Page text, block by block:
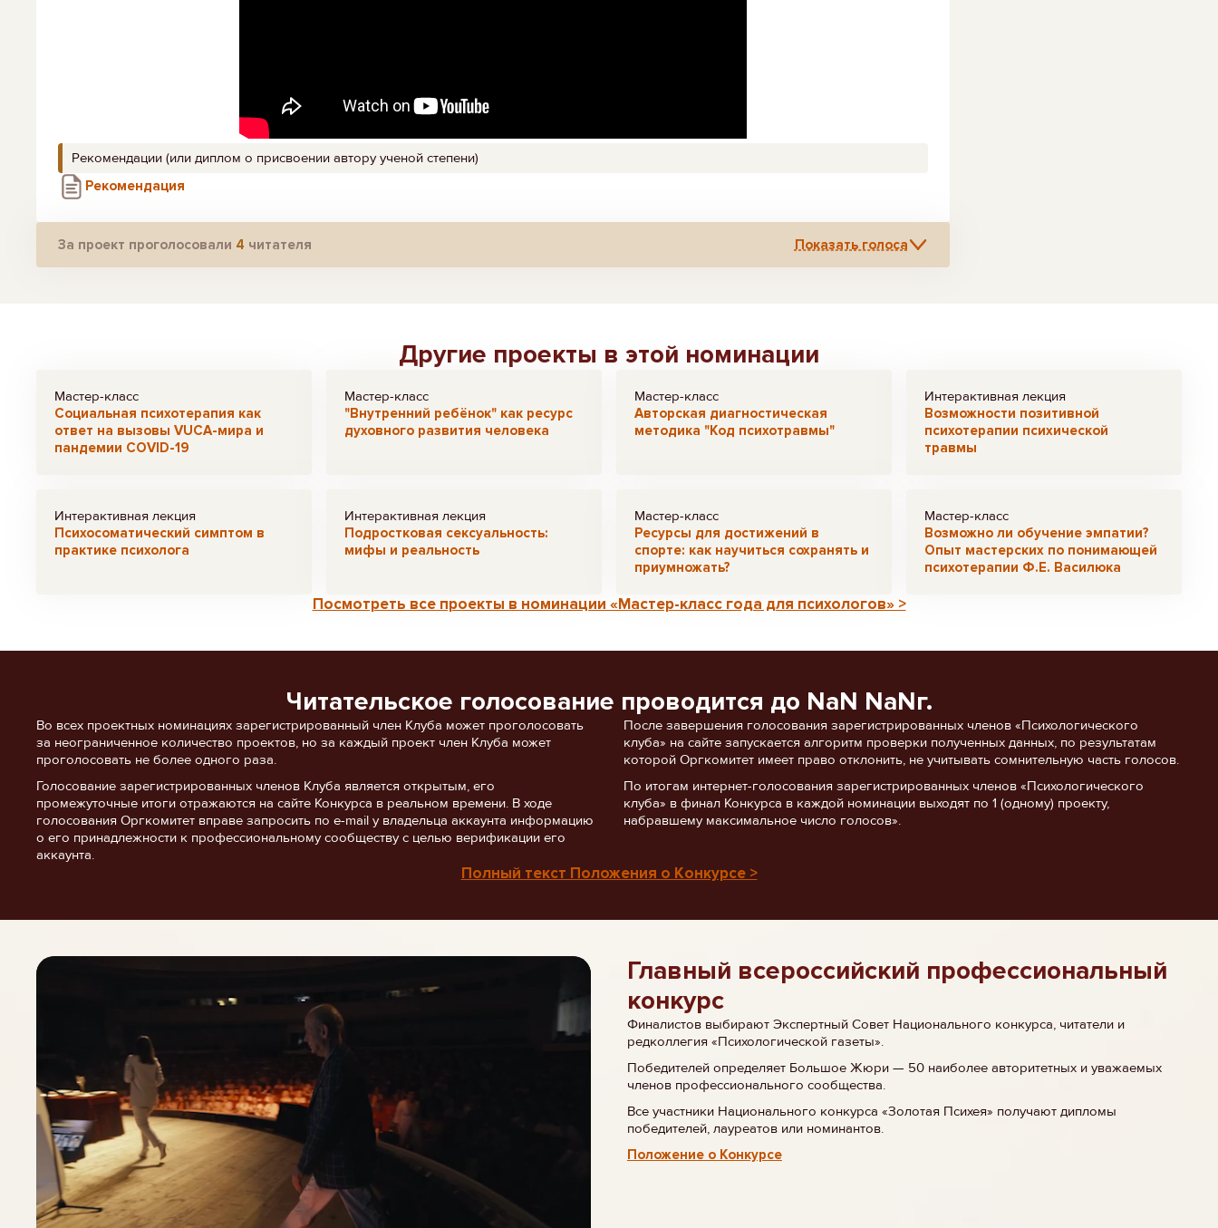
Рекомендации (или диплом о присвоении автору ученой степени)
Рекомендация
За проект проголосовали 4 читателя Показать голоса
Другие проекты в этой номинации
Мастер-класс
Социальная психотерапия как
ответ на вызовы VUCA-мира и
пандемии COVID-19
Мастер-класс
"Внутренний ребёнок" как ресурс
духовного развития человека
Мастер-класс
Авторская диагностическая
методика "Код психотравмы"
Интерактивная лекция
Возможности позитивной
психотерапии психической
травмы
Интерактивная лекция
Психосоматический симптом в
практике психолога
Интерактивная лекция
Подростковая сексуальность:
мифы и реальность
Мастер-класс
Ресурсы для достижений в
спорте: как научиться сохранять и
приумножать?
Мастер-класс
Возможно ли обучение эмпатии?
Опыт мастерских по понимающей
психотерапии Ф.Е. Василюка
Посмотреть все проекты в номинации «Мастер-класс года для психологов» >
Читательское голосование проводится до NaN NaNг.
Во всех проектных номинациях зарегистрированный член Клуба может проголосовать
за неограниченное количество проектов, но за каждый проект член Клуба может
проголосовать не более одного раза.
Голосование зарегистрированных членов Клуба является открытым, его
промежуточные итоги отражаются на сайте Конкурса в реальном времени. В ходе
голосования Оргкомитет вправе запросить по e-mail у владельца аккаунта информацию
о его принадлежности к профессиональному сообществу с целью верификации его
аккаунта.
После завершения голосования зарегистрированных членов «Психологического
клуба» на сайте запускается алгоритм проверки полученных данных, по результатам
которой Оргкомитет имеет право отклонить, не учитывать сомнительную часть голосов.
По итогам интернет-голосования зарегистрированных членов «Психологического
клуба» в финал Конкурса в каждой номинации выходят по 1 (одному) проекту,
набравшему максимальное число голосов».
Полный текст Положения о Конкурсе >
Главный всероссийский профессиональный
конкурс
Финалистов выбирают Экспертный Совет Национального конкурса, читатели и
редколлегия «Психологической газеты».
Победителей определяет Большое Жюри — 50 наиболее авторитетных и уважаемых
членов профессионального сообщества.
Все участники Национального конкурса «Золотая Психея» получают дипломы
победителей, лауреатов или номинантов.
Положение о Конкурсе